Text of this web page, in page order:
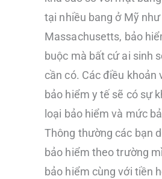
tại nhiều bang ở Mỹ
Massachusetts, bảo
buộc mà bất cứ ai sinh
cần có. Các điều khoản
bảo hiểm y tế sẽ có sự
loại bảo hiểm và mức
Thông thường các bạn
bảo hiểm theo trường
bảo hiểm cùng với tiền